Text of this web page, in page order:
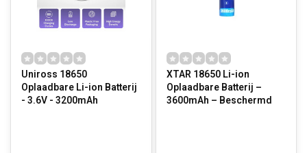
Uniross 18650
Oplaadbare Li-ion Batterij
- 3.6V - 3200mAh
XTAR 18650 Li-ion
Oplaadbare Batterij –
3600mAh – Beschermd